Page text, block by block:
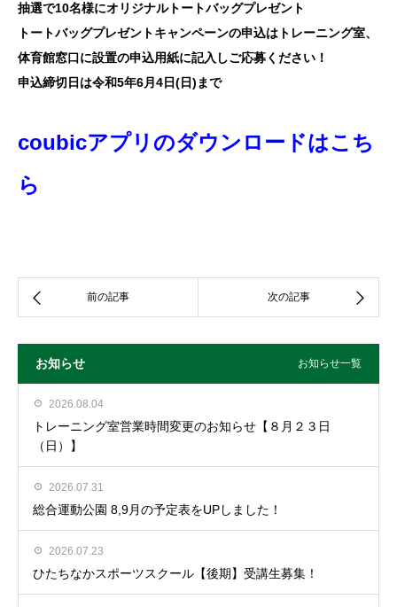
抽選で10名様にオリジナルトートバッグプレゼント
トートバッグプレゼントキャンペーンの申込はトレーニング室、
体育館窓口に設置の申込用紙に記入しご応募ください！
申込締切日は令和5年6月4日(日)まで
coubicアプリのダウンロードはこち
ら
お知らせ お知らせ一覧
2026.08.04
トレーニング室営業時間変更のお知らせ【８月２３日
（日）】
2026.07.31
総合運動公園 8,9月の予定表をUPしました！
2026.07.23
ひたちなかスポーツスクール【後期】受講生募集！